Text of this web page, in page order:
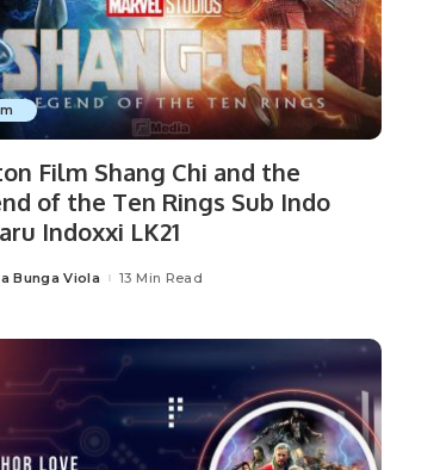
Film Shang Chi and the
of the Ten Rings Sub Indo
Indoxxi LK21
Bunga Viola 13 Min Read